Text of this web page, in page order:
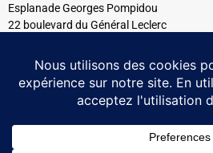
Esplanade Georges Pompidou
22 boulevard du Général Leclerc
Tél : 05 56 54 99 08
Tous les mercredis
14h30 à 17h00